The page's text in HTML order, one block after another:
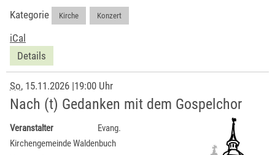
Kategorie Kirche Konzert
iCal
Details
So, 15.11.2026 |19:00 Uhr
Nach (t) Gedanken mit dem Gospelchor
Veranstalter
Evang.
Kirchengemeinde Waldenbuch